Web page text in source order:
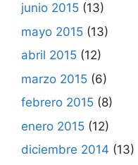
junio 2015 (13)
mayo 2015 (13)
abril 2015 (12)
marzo 2015 (6)
febrero 2015 (8)
enero 2015 (12)
diciembre 2014 (13)